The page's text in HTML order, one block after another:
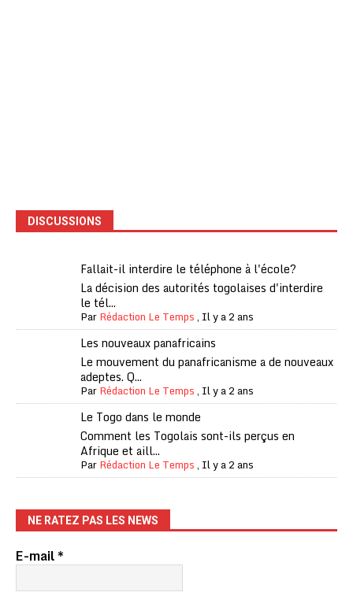
DISCUSSIONS
Fallait-il interdire le téléphone à l'école?
La décision des autorités togolaises d'interdire
le tél...
ParRédaction Le Temps, Il y a 2 ans
Les nouveaux panafricains
Le mouvement du panafricanisme a de nouveaux
adeptes. Q...
ParRédaction Le Temps, Il y a 2 ans
Le Togo dans le monde
Comment les Togolais sont-ils perçus en
Afrique et aill...
ParRédaction Le Temps, Il y a 2 ans
NE RATEZ PAS LES NEWS
E-mail*